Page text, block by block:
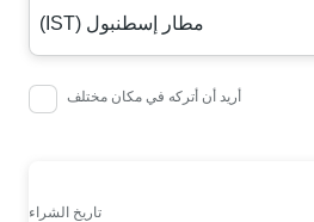
(IST) مطار إسطنبول
أريد أن أتركه في مكان مختلف
تاريخ الشراء